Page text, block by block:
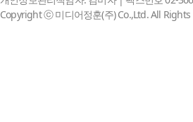
Copyright ⓒ 미디어정훈(주) Co.,Ltd. All Rights